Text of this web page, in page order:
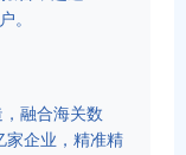
。
融合海关数
家企业，精准精